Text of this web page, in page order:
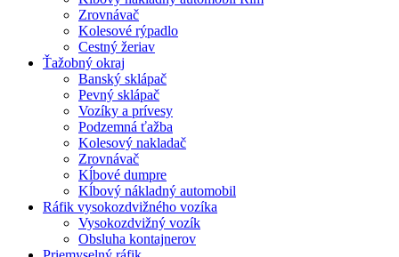
Zrovnávač
Kolesové rýpadlo
Cestný žeriav
Ťažobný okraj
Banský sklápač
Pevný sklápač
Vozíky a prívesy
Podzemná ťažba
Kolesový nakladač
Zrovnávač
Kĺbové dumpre
Kĺbový nákladný automobil
Ráfik vysokozdvižného vozíka
Vysokozdvižný vozík
Obsluha kontajnerov